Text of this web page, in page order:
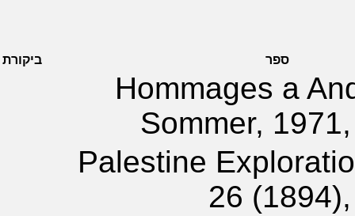
ספר ביקורת
Hommages a
Sommer,
Palestine
26